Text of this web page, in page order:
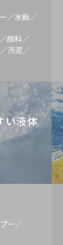
／水飴／
顔料／
汚泥／
い液体
ー／